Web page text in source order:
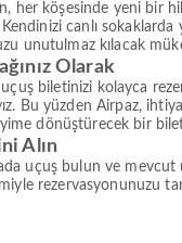
her köşesinde yeni bir
canlı
unutulmaz kılacak
Olarak
biletinizi kolayca
Bu yüzden Airpaz,
dönüştürecek bir
Alın
uçuş bulun ve mevcut
rezervasyonunuzu